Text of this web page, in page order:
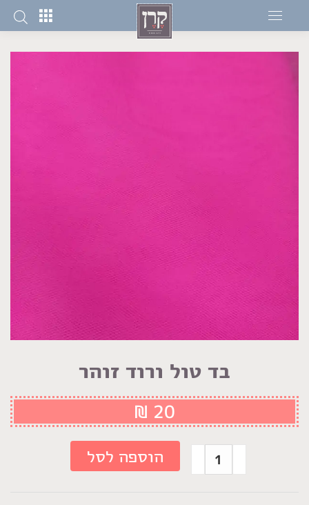
בד טול ורוד זוהר
₪ 20
כמות
של
הוספה לסל